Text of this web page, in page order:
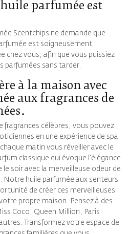
parfumée est
Scentchips ne demande que
est soigneusement
chez vous, afin que vous puissiez
parfumées sans tarder.
à la maison avec
aux fragrances de
fragrances célèbres, vous pouvez
en une expérience de spa
matin vous réveiller avec le
classique qui évoque l'élégance
soir avec la merveilleuse odeur de
Notre huile parfumée aux senteurs
de créer ces merveilleuses
propre maison. Pensez à des
Coco, Queen Million, Paris
Transformez votre espace de